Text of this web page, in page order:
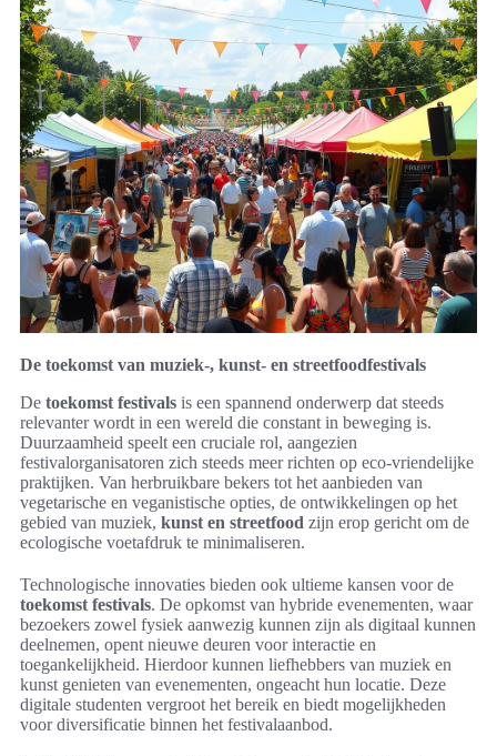
De toekomst van muziek-, kunst- en streetfoodfestivals
De toekomst festivals is een spannend onderwerp dat steeds
relevanter wordt in een wereld die constant in beweging is.
Duurzaamheid speelt een cruciale rol, aangezien
festivalorganisatoren zich steeds meer richten op eco-vriendelijke
praktijken. Van herbruikbare bekers tot het aanbieden van
vegetarische en veganistische opties, de ontwikkelingen op het
gebied van muziek, kunst en streetfood zijn erop gericht om de
ecologische voetafdruk te minimaliseren.
Technologische innovaties bieden ook ultieme kansen voor de
toekomst festivals. De opkomst van hybride evenementen, waar
bezoekers zowel fysiek aanwezig kunnen zijn als digitaal kunnen
deelnemen, opent nieuwe deuren voor interactie en
toegankelijkheid. Hierdoor kunnen liefhebbers van muziek en
kunst genieten van evenementen, ongeacht hun locatie. Deze
digitale studenten vergroot het bereik en biedt mogelijkheden
voor diversificatie binnen het festivalaanbod.